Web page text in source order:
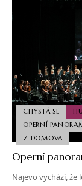
CHYSTÁ SE
OPERNÍ
Z DOMOVA
Operní
Najevo vychází,